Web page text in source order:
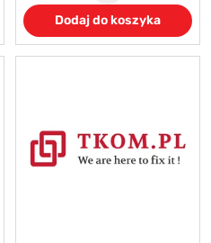
Dodaj do koszyka